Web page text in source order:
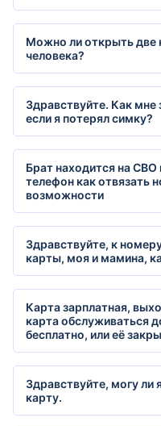
Можно ли открыть две
человека?
Здравствуйте. Как мне
если я потерял симку?
Брат находится на СВО
телефон как отвязать
возможности
Здравствуйте, к
карты, моя и мамина,
Карта зарплатная,
карта обслуживаться
бесплатно, или её
Здравствуйте, могу
карту.